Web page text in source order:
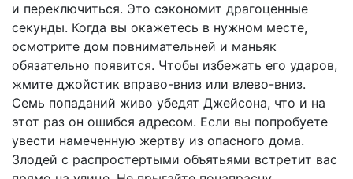
и переключиться. Это сэкономит драгоценные
секунды. Когда вы окажетесь в нужном месте,
осмотрите дом повнимательней и маньяк
обязательно появится. Чтобы избежать его ударов,
жмите джойстик вправо-вниз или влево-вниз.
Семь попаданий живо убедят Джейсона, что и на
этот раз он ошибся адресом. Если вы попробуете
увести намеченную жертву из опасного дома.
Злодей с распростертыми объятьями встретит вас